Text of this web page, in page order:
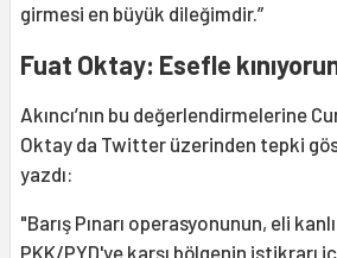
girmesi en büyük dileğimdir.”
Fuat Oktay: Esefle
Akıncı’nın bu değerlendirmelerine
Oktay da Twitter üzerinden tepki
yazdı:
"Barış Pınarı operasyonunun, eli
PKK/PYD'ye karşı bölgenin istikrarı